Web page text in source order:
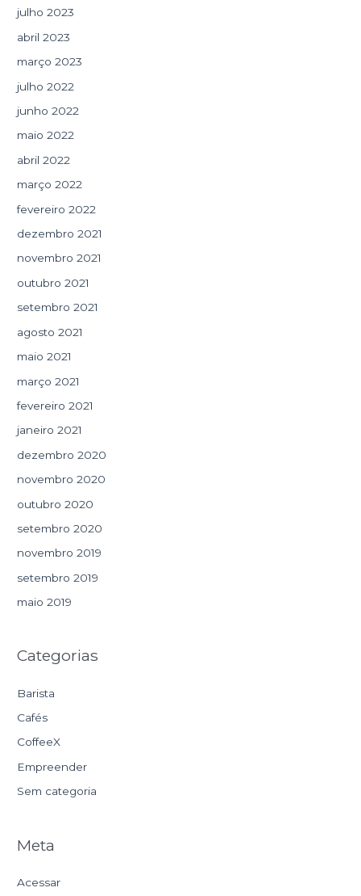
julho 2023
abril 2023
março 2023
julho 2022
junho 2022
maio 2022
abril 2022
março 2022
fevereiro 2022
dezembro 2021
novembro 2021
outubro 2021
setembro 2021
agosto 2021
maio 2021
março 2021
fevereiro 2021
janeiro 2021
dezembro 2020
novembro 2020
outubro 2020
setembro 2020
novembro 2019
setembro 2019
maio 2019
Categorias
Barista
Cafés
CoffeeX
Empreender
Sem categoria
Meta
Acessar